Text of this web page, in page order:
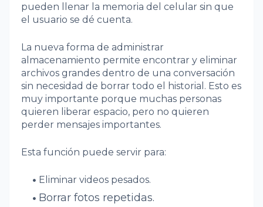
pueden llenar la memoria del celular sin que
el usuario se dé cuenta.
La nueva forma de administrar
almacenamiento permite encontrar y eliminar
archivos grandes dentro de una conversación
sin necesidad de borrar todo el historial. Esto es
muy importante porque muchas personas
quieren liberar espacio, pero no quieren
perder mensajes importantes.
Esta función puede servir para:
Eliminar videos pesados.
Borrar fotos repetidas.